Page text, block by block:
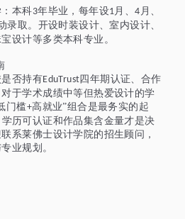
本科3年毕业，每年设1 月、4 月、
录取。开设时装设计、室内设计、
设计等多类本科专业。
否持有EduTrust四年期认证、合作
于学术成绩中等但热爱设计的学
门槛+高就业”组合是最务实的起
历可认证和作品集含金量才是决
系莱佛士设计学院的招生顾问，
业规划。